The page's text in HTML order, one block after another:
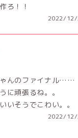
ろ！！
2022/
んのファイナル……
に頑張るね。。
いそうでこわい。。
2022/